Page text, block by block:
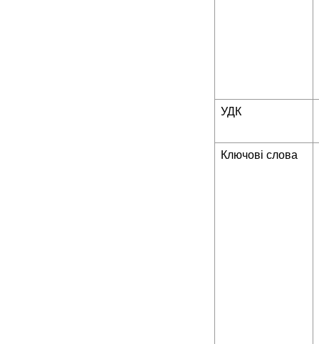
УДК
Ключові слова